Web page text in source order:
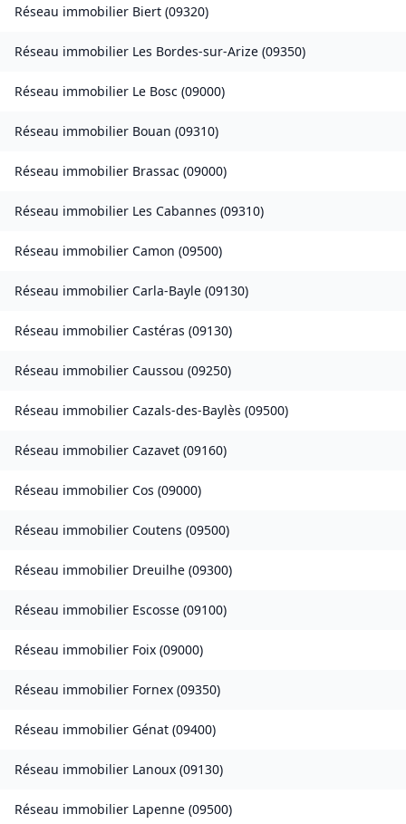
Réseau immobilier Biert (09320)
Réseau immobilier Les Bordes-sur-Arize (09350)
Réseau immobilier Le Bosc (09000)
Réseau immobilier Bouan (09310)
Réseau immobilier Brassac (09000)
Réseau immobilier Les Cabannes (09310)
Réseau immobilier Camon (09500)
Réseau immobilier Carla-Bayle (09130)
Réseau immobilier Castéras (09130)
Réseau immobilier Caussou (09250)
Réseau immobilier Cazals-des-Baylès (09500)
Réseau immobilier Cazavet (09160)
Réseau immobilier Cos (09000)
Réseau immobilier Coutens (09500)
Réseau immobilier Dreuilhe (09300)
Réseau immobilier Escosse (09100)
Réseau immobilier Foix (09000)
Réseau immobilier Fornex (09350)
Réseau immobilier Génat (09400)
Réseau immobilier Lanoux (09130)
Réseau immobilier Lapenne (09500)